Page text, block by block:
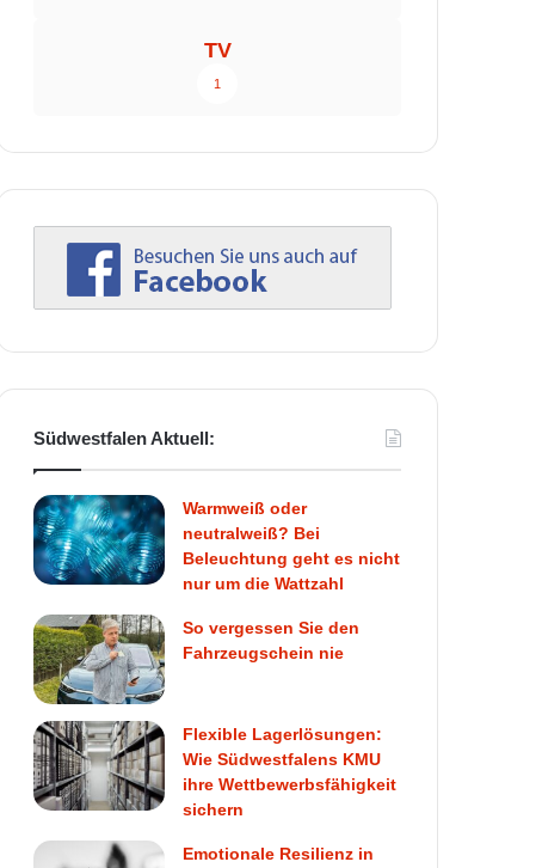
TV
1
Südwestfalen Aktuell:
Warmweiß oder
neutralweiß? Bei
Beleuchtung geht es nicht
nur um die Wattzahl
So vergessen Sie den
Fahrzeugschein nie
Flexible Lagerlösungen:
Wie Südwestfalens KMU
ihre Wettbewerbsfähigkeit
sichern
Emotionale Resilienz in